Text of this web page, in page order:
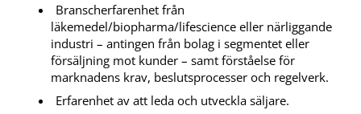
Branscherfarenhet från
läkemedel/biopharma/lifescience eller närliggande
industri – antingen från bolag i segmentet eller
försäljning mot kunder – samt förståelse för
marknadens krav, beslutsprocesser och regelverk.
Erfarenhet av att leda och utveckla säljare.